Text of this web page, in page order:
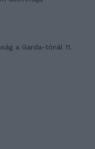
a Garda-tónál 11.